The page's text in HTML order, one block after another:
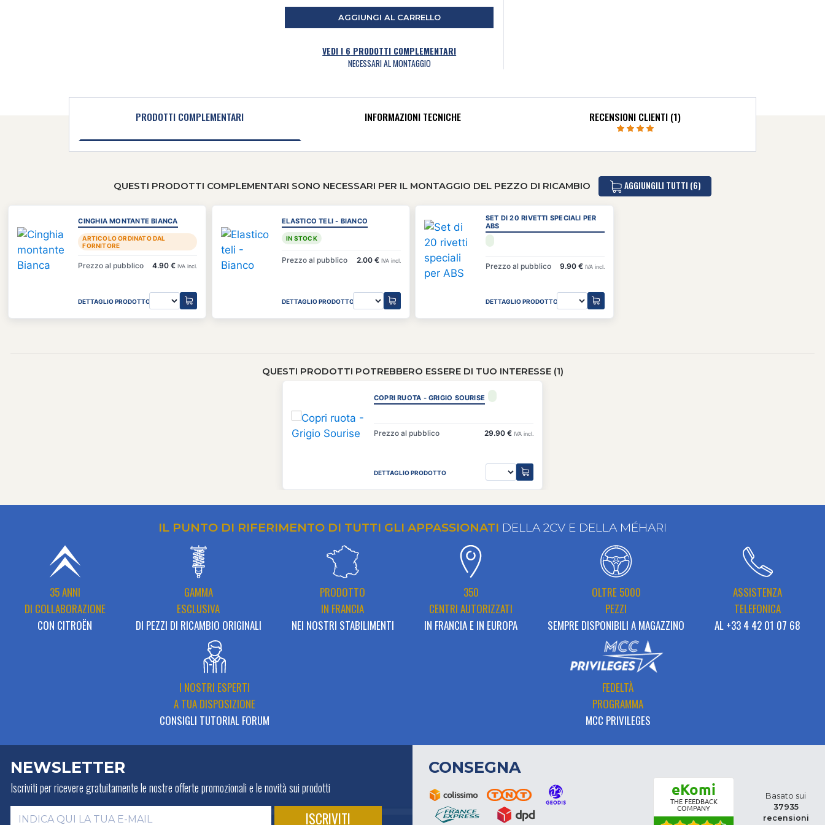
AGGIUNGI AL CARRELLO
VEDI I 6 PRODOTTI COMPLEMENTARI
NECESSARI AL MONTAGGIO
PRODOTTI COMPLEMENTARI INFORMAZIONI TECNICHE RECENSIONI CLIENTI (1)
QUESTI PRODOTTI COMPLEMENTARI SONO NECESSARI PER IL MONTAGGIO DEL PEZZO DI RICAMBIO AGGIUNGILI TUTTI (6)
CINGHIA MONTANTE BIANCA
ARTICOLO ORDINATO DAL
FORNITORE
Prezzo al pubblico 4.90 € IVA incl.
DETTAGLIO PRODOTTO
ELASTICO TELI - BIANCO
IN STOCK
Prezzo al pubblico 2.00 € IVA incl.
DETTAGLIO PRODOTTO
SET DI 20 RIVETTI SPECIALI PER
ABS
Prezzo al pubblico 9.90 € IVA incl.
DETTAGLIO PRODOTTO
QUESTI PRODOTTI POTREBBERO ESSERE DI TUO INTERESSE (1)
COPRI RUOTA - GRIGIO SOURISE
Prezzo al pubblico 29.90 € IVA incl.
DETTAGLIO PRODOTTO
IL PUNTO DI RIFERIMENTO DI TUTTI GLI APPASSIONATI DELLA 2CV E DELLA MÉHARI
35 ANNI
DI COLLABORAZIONE
CON CITROËN
GAMMA
ESCLUSIVA
DI PEZZI DI RICAMBIO ORIGINALI
PRODOTTO
IN FRANCIA
NEI NOSTRI STABILIMENTI
350
CENTRI AUTORIZZATI
IN FRANCIA E IN EUROPA
OLTRE 5000
PEZZI
SEMPRE DISPONIBILI A MAGAZZINO
ASSISTENZA
TELEFONICA
AL +33 4 42 01 07 68
I NOSTRI ESPERTI
A TUA DISPOSIZIONE
CONSIGLI TUTORIAL FORUM
FEDELTÀ
PROGRAMMA
MCC PRIVILEGES
NEWSLETTER
Iscriviti per ricevere gratuitamentele nostre offerte promozionali e le novità sui prodotti
CONSEGNA
eKomi
THE FEEDBACK
COMPANY
Basato sui
37935
recensioni